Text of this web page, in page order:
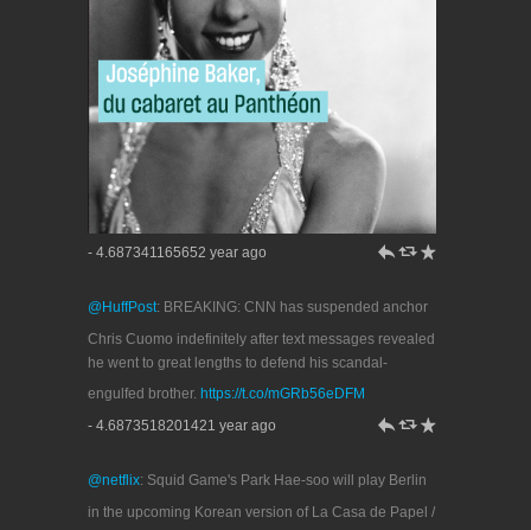
- 4.687341165652 year ago h J R
@HuffPost: BREAKING: CNN has suspended anchor
Chris Cuomo indefinitely after text messages revealed
he went to great lengths to defend his scandal-
engulfed brother. https://t.co/mGRb56eDFM
- 4.6873518201421 year ago
h J R
@netflix: Squid Game's Park Hae-soo will play Berlin
in the upcoming Korean version of La Casa de Papel /